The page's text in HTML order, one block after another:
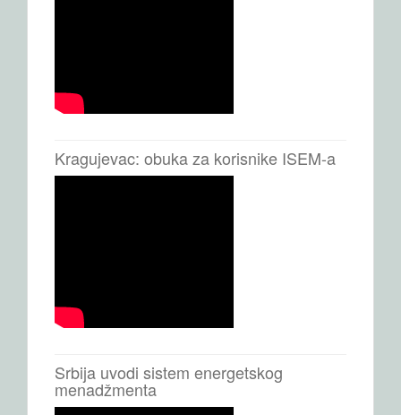
Kragujevac: obuka za korisnike ISEM-a
Srbija uvodi sistem energetskog
menadžmenta